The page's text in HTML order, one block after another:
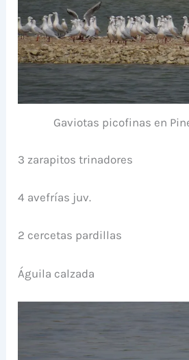
Gaviotas picofinas en
3 zarapitos trinadores
4 avefrías juv.
2 cercetas pardillas
Águila calzada